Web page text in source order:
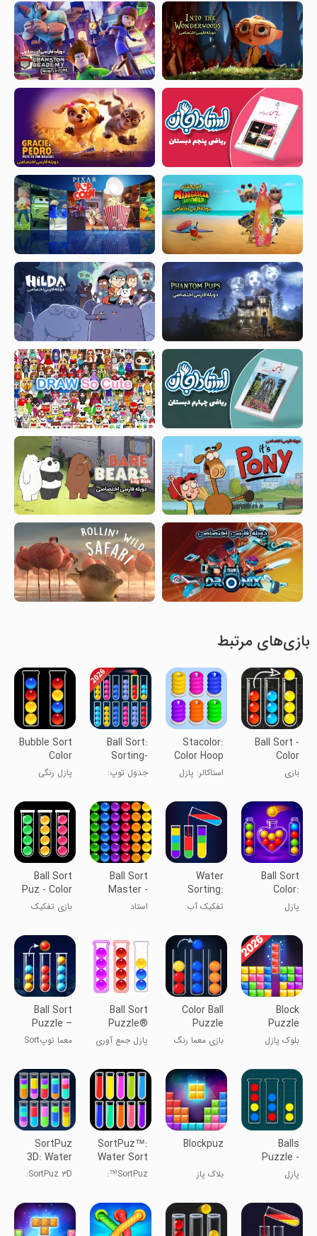
بازی‌های مرتبط
Ball Sort -
Color
Sorting
Game
بازی
توپ - بازی
مرتب‌سازی رنگ
Stacolor:
Color Hoop
Puzzle
استاکالر: پازل
Ball Sort:
Sorting-
Bubble Sort
جدول توپ:
مرتب‌سازی
حبابی
Bubble Sort
Color
Puzzle
پازل رنگی
حبابی
Ball Sort
Color:
Match
Puzzle!
پازل
توپ
Water
Sorting:
Color
تفکیک آب:
Ball Sort
Master -
Puzzle
استاد
معما
Ball Sort
Puz - Color
Game
بازی تفکیک
رنگی
Block
Puzzle
بلوک پازل
Color Ball
Puzzle
Sorting
Game
بازی معما رنگ
Ball Sort
Puzzle®
پازل جمع آوری
Ball Sort
Puzzle –
Egg Sortمعما توپSort
تخم‌مرغ
Balls
Puzzle -
Sort Color
پازل
توپ - بازی‌های
رنگی
Blockpuz
بلاک پاز
SortPuz™:
Water Sort
Puzzle
SortPuz™:
مرتب‌سازی آب
SortPuz
3D: Water
Color Sort
SortPuz ۳D:
آب